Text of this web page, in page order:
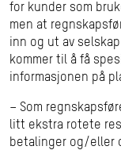
for kunder som
men at
inn og ut av
kommer til å få
informasjonen på
– Som
litt ekstra rotete
betalinger og/eller